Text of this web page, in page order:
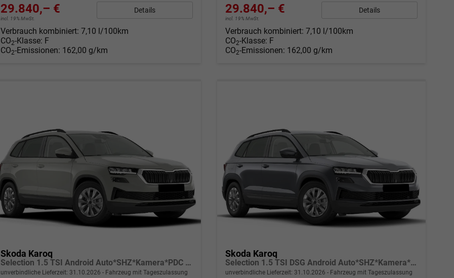
29.840,– €
incl. 19% MwSt.
Details
Verbrauch kombiniert: 7,10 l/100km
CO2-Klasse: F
CO2-Emissionen: 162,00 g/km
29.840,– €
incl. 19% MwSt.
Details
Verbrauch kombiniert: 7,10 l/100km
CO2-Klasse: F
CO2-Emissionen: 162,00 g/km
Skoda Karoq
Selection 1.5 TSI Android Auto*SHZ*Kamera*PDC v/h*Klimaauto*SUNSET*LED
unverbindliche Lieferzeit: 31.10.2026 Fahrzeug mit Tageszulassung
Skoda Karoq
Selection 1.5 TSI DSG Android Auto*SHZ*Kamera*PDC v/h*Klimaauto*SUNSET*LED
unverbindliche Lieferzeit: 31.10.2026 Fahrzeug mit Tageszulassung